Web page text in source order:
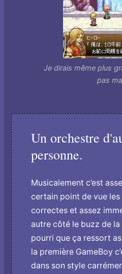
Je dirais même plus
pas
Un orchestre
personne.
Musicalement c’est
certain point de vue
correctes et assez
autre côté le buzz de
pourri que ça ressort
la première GameBoy
dans son style